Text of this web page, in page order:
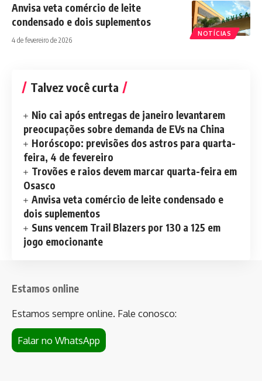
NOTÍCIAS
Anvisa veta comércio de leite
condensado e dois suplementos
4 de fevereiro de 2026
Talvez você curta
Nio cai após entregas de janeiro levantarem
preocupações sobre demanda de EVs na China
Horóscopo: previsões dos astros para quarta-
feira, 4 de fevereiro
Trovões e raios devem marcar quarta-feira em
Osasco
Anvisa veta comércio de leite condensado e
dois suplementos
Suns vencem Trail Blazers por 130 a 125 em
jogo emocionante
Estamos online
Estamos sempre online. Fale conosco:
Falar no WhatsApp